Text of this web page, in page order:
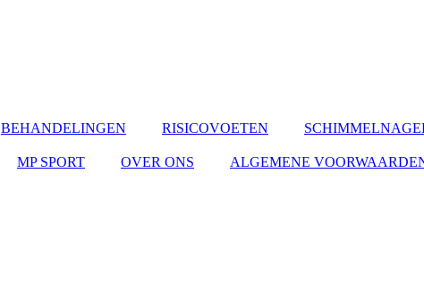
BEHANDELINGEN RISICOVOETEN
MP SPORT OVER ONS ALGEMENE